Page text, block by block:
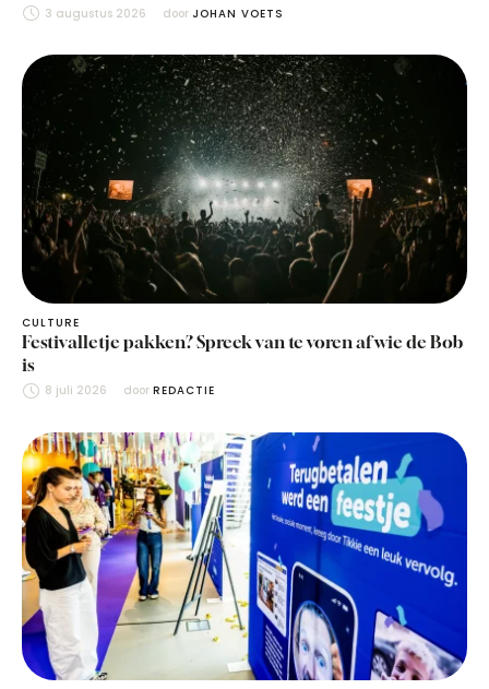
3 augustus 2026 door JOHAN VOETS
CULTURE
Festivalletje pakken? Spreek van te voren af wie de Bob
is
8 juli 2026 door REDACTIE